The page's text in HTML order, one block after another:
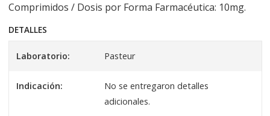
Comprimidos / Dosis por Forma Farmacéutica: 10mg.
DETALLES
Laboratorio: Pasteur
Indicación:
No se entregaron detalles
adicionales.